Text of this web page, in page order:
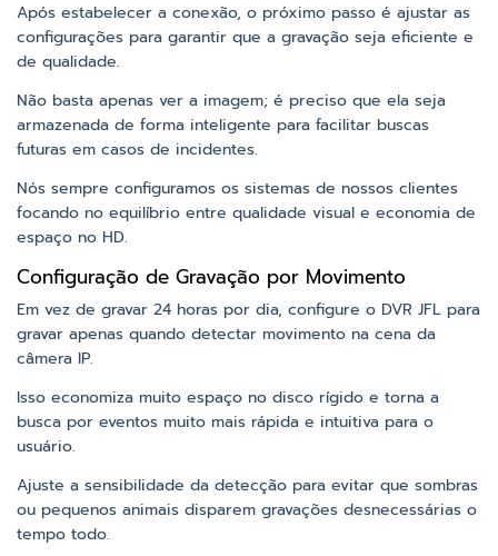
Após estabelecer a conexão, o próximo passo é ajustar as
configurações para garantir que a gravação seja eficiente e
de qualidade.
Não basta apenas ver a imagem; é preciso que ela seja
armazenada de forma inteligente para facilitar buscas
futuras em casos de incidentes.
Nós sempre configuramos os sistemas de nossos clientes
focando no equilíbrio entre qualidade visual e economia de
espaço no HD.
Configuração de Gravação por Movimento
Em vez de gravar 24 horas por dia, configure o DVR JFL para
gravar apenas quando detectar movimento na cena da
câmera IP.
Isso economiza muito espaço no disco rígido e torna a
busca por eventos muito mais rápida e intuitiva para o
usuário.
Ajuste a sensibilidade da detecção para evitar que sombras
ou pequenos animais disparem gravações desnecessárias o
tempo todo.